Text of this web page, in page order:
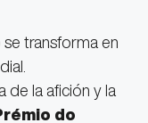
se transforma en
de la afición y la
do